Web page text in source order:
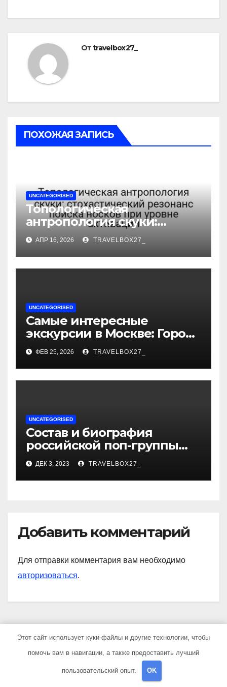
Отtravelbox27_
ПОХОЖАЯ ЗАПИСЬ
UNCATEGORISED
Топологическая
антропология скуки:
стохастический резонанс
поиска носков при уровне
активации
АПР 16, 2026 TRAVELBOX27_
UNCATEGORISED
Самые интересные
экскурсии в Москве: Город
как сцена для вашей
сказки
ФЕВ 25, 2026 TRAVELBOX27_
UNCATEGORISED
Состав и биография
российской поп-группы
«Иванушки интернешнл»
— история успеха, музыка
и судьбы участников
ДЕК 3, 2023 TRAVELBOX27_
Добавить комментарий
Для отправки комментария вам необходимо
авторизоваться.
Поиск
Этот сайт использует куки-файлы и другие технологии, чтобы
помочь вам в навигации, а также предоставить лучший
пользовательский опыт. OK